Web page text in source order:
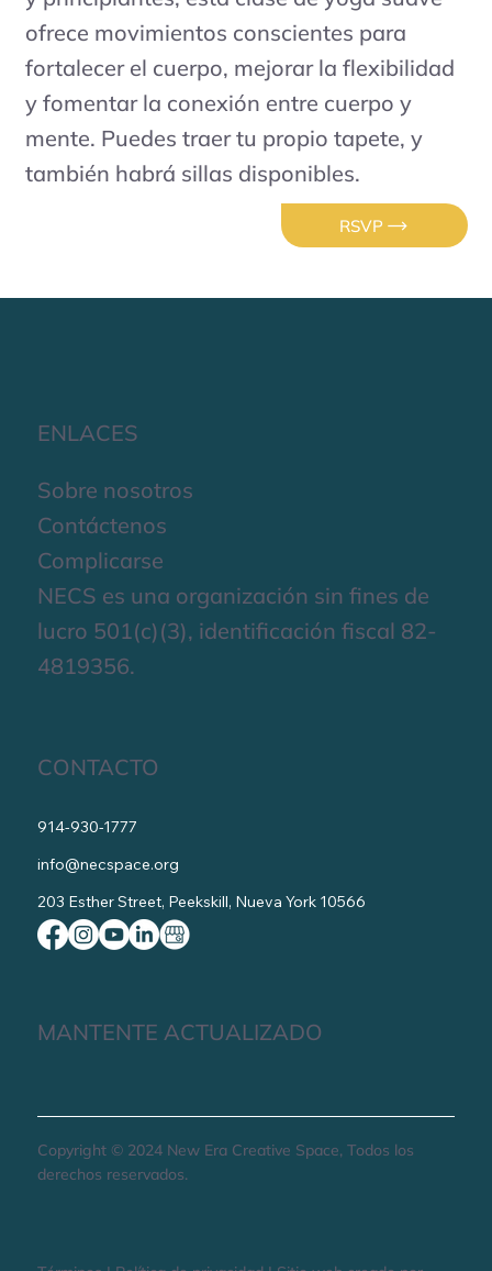
ofrece movimientos conscientes para
fortalecer el cuerpo, mejorar la flexibilidad
y fomentar la conexión entre cuerpo y
mente. Puedes traer tu propio tapete, y
también habrá sillas disponibles.
RSVP
ENLACES
Sobre nosotros
Contáctenos
Complicarse
NECS es una organización sin fines de
lucro 501(c)(3), identificación fiscal 82-
4819356.
CONTACTO
914-930-1777
info@necspace.org
203 Esther Street, Peekskill, Nueva York 10566
MANTENTE ACTUALIZADO
Copyright © 2024 New Era Creative Space, Todos los
derechos reservados.